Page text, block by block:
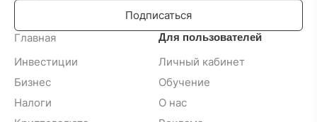
Подписаться
Главная Для пользователей
Инвестиции
Личный кабинет
Бизнес
Обучение
Налоги
О нас